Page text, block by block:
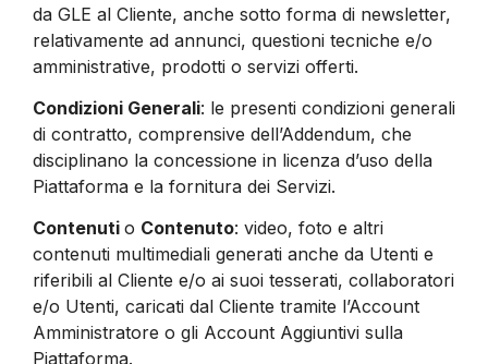
da GLE al Cliente, anche sotto forma di newsletter,
relativamente ad annunci, questioni tecniche e/o
amministrative, prodotti o servizi offerti.
Condizioni Generali: le presenti condizioni generali
di contratto, comprensive dell’Addendum, che
disciplinano la concessione in licenza d’uso della
Piattaforma e la fornitura dei Servizi.
Contenuti o Contenuto: video, foto e altri
contenuti multimediali generati anche da Utenti e
riferibili al Cliente e/o ai suoi tesserati, collaboratori
e/o Utenti, caricati dal Cliente tramite l’Account
Amministratore o gli Account Aggiuntivi sulla
Piattaforma.